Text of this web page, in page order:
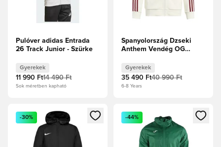
Pulóver adidas Entrada
26 Track Junior - Szürke
Gyerekek
11 990 Ft14 490 Ft
Sok méretben kapható
Spanyolország Dzseki
Anthem Vendég OG
Törtfehér Gyerek
Gyerekek
35 490 Ft40 990 Ft
6-8 Years
Megnyit egy modált a bejelentkezéshez vagy a tagként
-30%
Megnyit egy modált a
-44%